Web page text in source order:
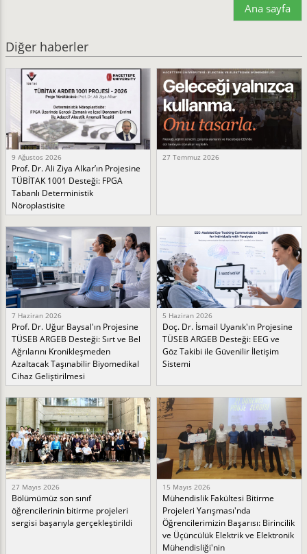
Ana sayfa
Diğer haberler
9 Ağustos 2026
Prof. Dr. Ali Ziya Alkar’ın Projesine
TÜBİTAK 1001 Desteği: FPGA
Tabanlı Deterministik
Nöroplastisite
27 Temmuz 2026
7 Haziran 2026
Prof. Dr. Uğur Baysal'ın Projesine
TÜSEB ARGEB Desteği: Sırt ve Bel
Ağrılarını Kronikleşmeden
Azaltacak Taşınabilir Biyomedikal
Cihaz Geliştirilmesi
5 Haziran 2026
Doç. Dr. İsmail Uyanık'ın Projesine
TÜSEB ARGEB Desteği: EEG ve
Göz Takibi ile Güvenilir İletişim
Sistemi
27 Mayıs 2026
Bölümümüz son sınıf
öğrencilerinin bitirme projeleri
sergisi başarıyla gerçekleştirildi
15 Mayıs 2026
Mühendislik Fakültesi Bitirme
Projeleri Yarışması'nda
Öğrencilerimizin Başarısı: Birincilik
ve Üçüncülük Elektrik ve Elektronik
Mühendisliği'nin